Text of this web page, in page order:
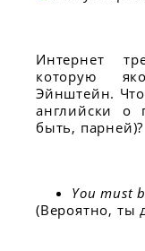
Интернет
которую
Эйнштейн.
английски о
быть, парней)?
You must
(Вероятно, ты